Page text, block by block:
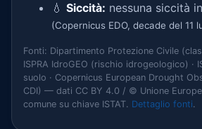
💧 Siccità: nessuna siccità
(Copernicus EDO, decade del 11
Fonti: Dipartimento Protezione Civile
ISPRA IdroGEO (rischio idrogeologico) ·
suolo · Copernicus European Drought
CDI) — dati CC BY 4.0 / © Unione
comune su chiave ISTAT. Dettaglio fonti.